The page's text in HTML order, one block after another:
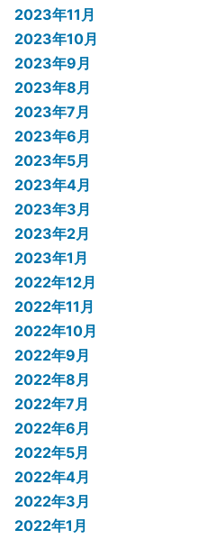
2023年11月
2023年10月
2023年9月
2023年8月
2023年7月
2023年6月
2023年5月
2023年4月
2023年3月
2023年2月
2023年1月
2022年12月
2022年11月
2022年10月
2022年9月
2022年8月
2022年7月
2022年6月
2022年5月
2022年4月
2022年3月
2022年1月